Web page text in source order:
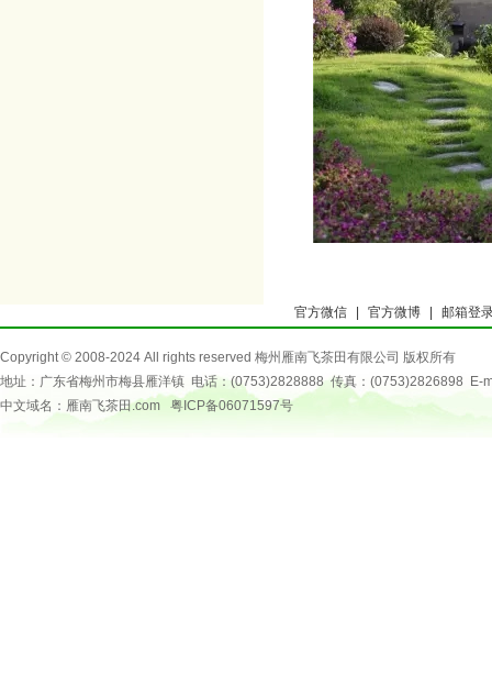
官方微信 官方微博 邮箱登
Copyright © 2008-2024 All rights reserved 梅州雁南飞茶田有限公司 版权所有
地址：广东省梅州市梅县雁洋镇 电话：(0753)2828888 传真：(0753)2826898 E-
中文域名：雁南飞茶田.com 粤ICP备06071597号